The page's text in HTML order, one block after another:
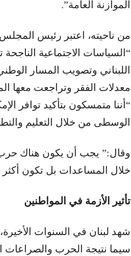
الموازنة العامة”.
من ناحيته، اعتبر رئيس
“السياسات الاجتماعية
اللبناني وتصويب المسار
معدلات الفقر وتراجعت معها
“أننا متمسكون بتأكيد توافر
الوسطى من خلال التعليم
وقال:” يجب أن يكون هناك حرب
خلال المساعدات بل تكون أكثر
تأثير الأزمة في المواطنين
شهد لبنان في السنوات
سيما نتيجة الحرب والصراعات